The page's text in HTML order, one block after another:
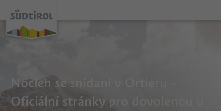
Nocleh se snídaní v Ortleru -
Oficiální stránky pro dovolenou v